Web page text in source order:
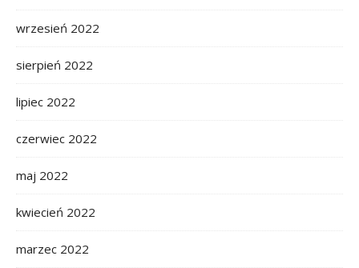
wrzesień 2022
sierpień 2022
lipiec 2022
czerwiec 2022
maj 2022
kwiecień 2022
marzec 2022